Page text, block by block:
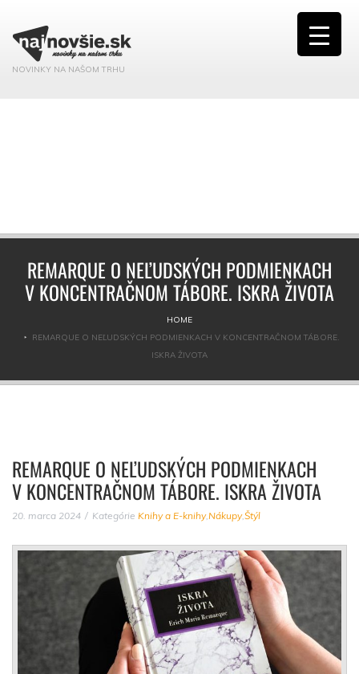
NOVINKY NA NAŠOM TRHU
REMARQUE O NEĽUDSKÝCH PODMIENKACH
V KONCENTRAČNOM TÁBORE. ISKRA ŽIVOTA
HOME
REMARQUE O NEĽUDSKÝCH PODMIENKACH V KONCENTRAČNOM TÁBORE.
ISKRA ŽIVOTA
REMARQUE O NEĽUDSKÝCH PODMIENKACH
V KONCENTRAČNOM TÁBORE. ISKRA ŽIVOTA
20. marca 2024 Kategórie Knihy a E-knihy,Nákupy,Štýl